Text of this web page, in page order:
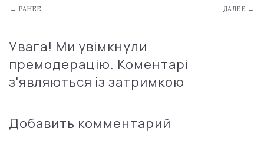
← РАНЕЕ ДАЛЕЕ →
Увага! Ми увімкнули
премодерацію. Коментарі
з'являються із затримкою
Добавить комментарий